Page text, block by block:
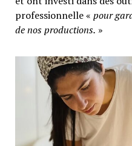
professionnelle « pour
de nos productions. »